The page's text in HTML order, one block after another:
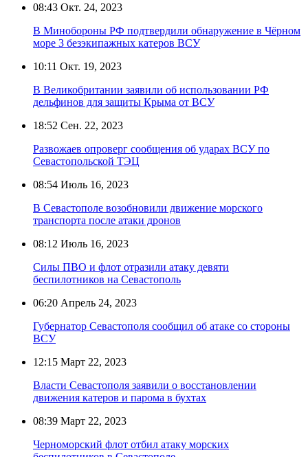
08:43 Окт. 24, 2023
В Минобороны РФ подтвердили обнаружение в Чёрном
море 3 безэкипажных катеров ВСУ
10:11 Окт. 19, 2023
В Великобритании заявили об использовании РФ
дельфинов для защиты Крыма от ВСУ
18:52 Сен. 22, 2023
Развожаев опроверг сообщения об ударах ВСУ по
Севастопольской ТЭЦ
08:54 Июль 16, 2023
В Севастополе возобновили движение морского
транспорта после атаки дронов
08:12 Июль 16, 2023
Силы ПВО и флот отразили атаку девяти
беспилотников на Севастополь
06:20 Апрель 24, 2023
Губернатор Севастополя сообщил об атаке со стороны
ВСУ
12:15 Март 22, 2023
Власти Севастополя заявили о восстановлении
движения катеров и парома в бухтах
08:39 Март 22, 2023
Черноморский флот отбил атаку морских